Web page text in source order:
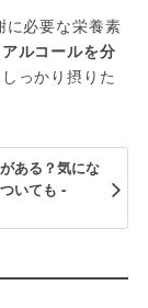
に必要な栄養素
アルコールを分
っかり摂りた
ある？気にな
いても -